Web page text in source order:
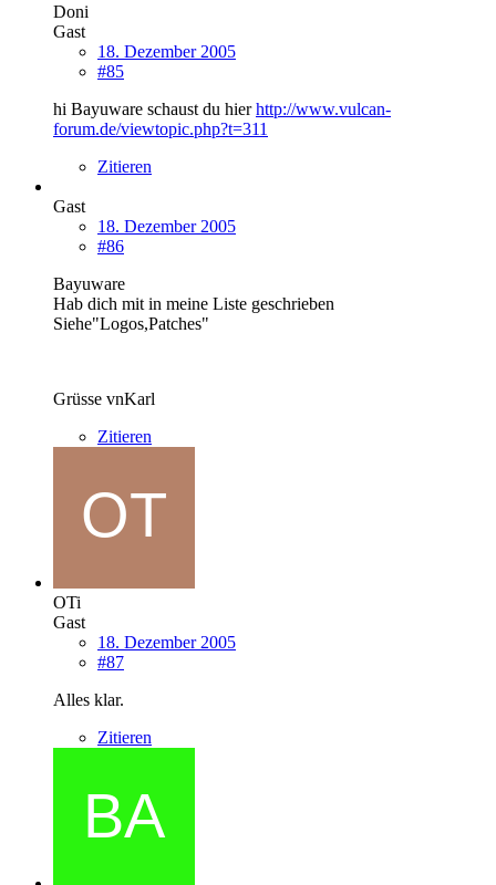
Doni
Gast
18. Dezember 2005
#85
hi Bayuware schaust du hierhttp://www.vulcan-
forum.de/viewtopic.php?t=311
Zitieren
Gast
18. Dezember 2005
#86
Bayuware
Hab dich mit in meine Liste geschrieben
Siehe"Logos,Patches"
Grüsse vnKarl
Zitieren
OTi
Gast
18. Dezember 2005
#87
Alles klar.
Zitieren